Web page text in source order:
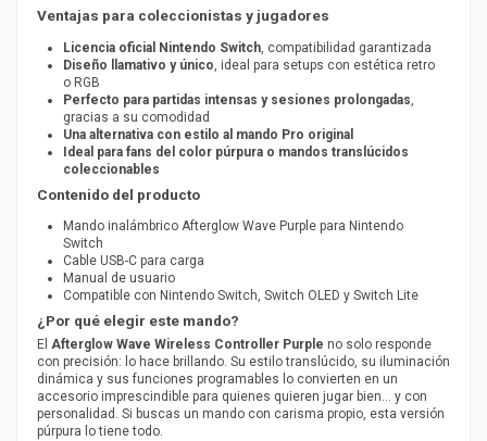
Ventajas para coleccionistas y jugadores
Licencia oficial Nintendo Switch , compatibilidad garantizada
Diseño llamativo y único , ideal para setups con estética retro
o RGB
Perfecto para partidas intensas y sesiones prolongadas
gracias a su comodidad
Una alternativa con estilo al mando Pro original
Ideal para fans del color púrpura o mandos translúcidos
coleccionables
Contenido del producto
Mando inalámbrico Afterglow Wave Purple para Nintendo
Switch
Cable USB-C para carga
Manual de usuario
Compatible con Nintendo Switch, Switch OLED y Switch Lite
¿Por qué elegir este mando?
El Afterglow Wave Wireless Controller Purple no solo responde
con precisión: lo hace brillando. Su estilo translúcido, su iluminación
dinámica y sus funciones programables lo convierten en un
accesorio imprescindible para quienes quieren jugar bien… y con
personalidad. Si buscas un mando con carisma propio, esta versión
púrpura lo tiene todo.